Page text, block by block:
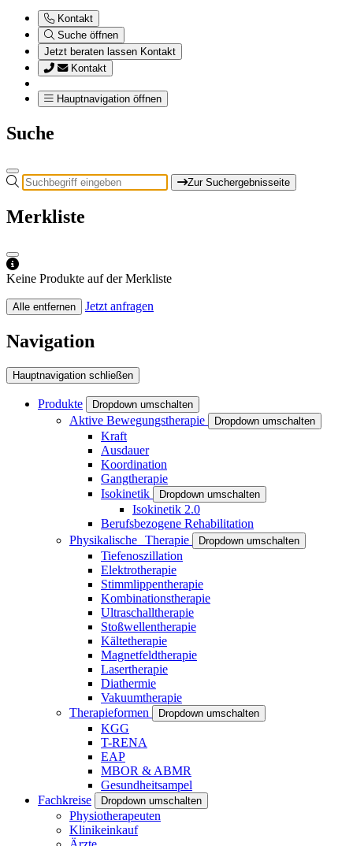
Kontakt
Suche öffnen
Jetzt beraten lassen Kontakt
Kontakt
Hauptnavigation öffnen
Suche
Zur Suchergebnisseite
Merkliste
Keine Produkte auf der Merkliste
Alle entfernen Jetzt anfragen
Navigation
Hauptnavigation schließen
Produkte Dropdown umschalten
Aktive Bewegungstherapie Dropdown umschalten
Kraft
Ausdauer
Koordination
Gangtherapie
Isokinetik
Dropdown umschalten
Isokinetik 2.0
Berufsbezogene Rehabilitation
Physikalische Therapie
Dropdown umschalten
Tiefenoszillation
Elektrotherapie
Stimmlippentherapie
Kombinationstherapie
Ultraschalltherapie
Stoßwellentherapie
Kältetherapie
Magnetfeldtherapie
Lasertherapie
Diathermie
Vakuumtherapie
Therapieformen
Dropdown umschalten
KGG
T-RENA
EAP
MBOR & ABMR
Gesundheitsampel
Fachkreise
Dropdown umschalten
Physiotherapeuten
Klinikeinkauf